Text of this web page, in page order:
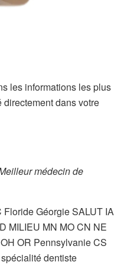
les informations les plus
directement dans votre
médecin de
Géorgie SALUT IA
MILIEU MN MO CN NE
OR Pennsylvanie CS
spécialité dentiste